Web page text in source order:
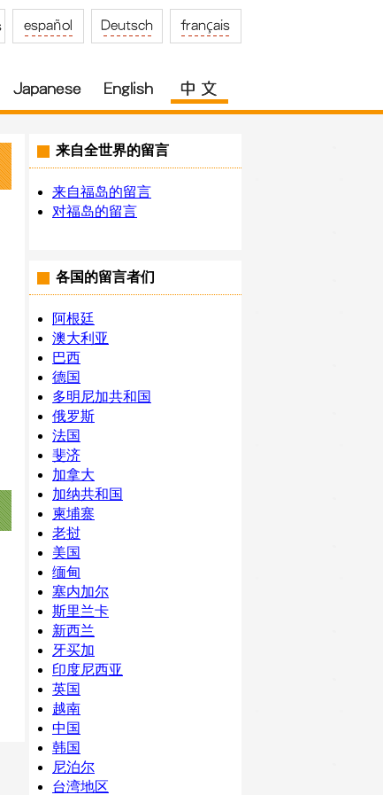
来自全世界的留言
来自福岛的留言
对福岛的留言
各国的留言者们
阿根廷
澳大利亚
巴西
德国
多明尼加共和国
俄罗斯
法国
斐济
加拿大
加纳共和国
柬埔寨
老挝
美国
缅甸
塞内加尔
斯里兰卡
新西兰
牙买加
印度尼西亚
英国
越南
中国
韩国
尼泊尔
台湾地区